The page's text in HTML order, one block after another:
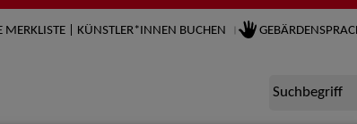
MERKLISTE | KÜNSTLER*INNEN BUCHEN
Suchbegriff